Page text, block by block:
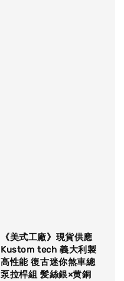
《美式工廠》現貨供應
Kustom tech 義大利製
高性能 復古迷你煞車總
泵拉桿組 髪絲銀×黄銅